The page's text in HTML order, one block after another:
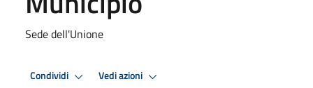
Sede dell'Unione
Condividi Vedi azioni